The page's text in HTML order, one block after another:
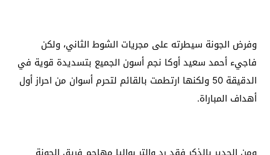
وفرض الجونة سيطرته على مجريات الشوط الثاني، ولكن
فاجيء أحمد سعيد أوكا نجم أسون الجميع بتسديدة قوية في
الدقيقة 50 ولكنها ارتطمت بالقائم لتحرم أسوان من احراز أول
أهداف المباراة.